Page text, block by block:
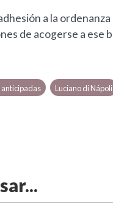
a la
de acogerse a ese
anticipadas Luciano di Nápoli